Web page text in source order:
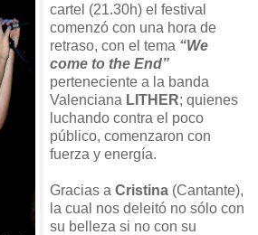
cartel (21.30h) el festival
comenzó con una hora de
retraso, con el tema “We
come to the End”
perteneciente a la banda
Valenciana LITHER; quienes
luchando contra el poco
público, comenzaron con
fuerza y energía.
Gracias a Cristina (Cantante),
la cual nos deleitó no sólo con
su belleza si no con su